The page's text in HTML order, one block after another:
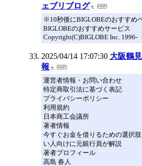
ェブリブログ
※10秒後にBIGLOBEのおすすめ
BIGLOBEのおすすめサービス
Copyright(C)BIGLOBE Inc. 1996-
2025/04/14 17:07:30 大阪鶴
報
運営者情報・お問い合わせ
特定商取引法に基づく表記
プライバシーポリシー
利用規約
日本商工会議所
著者情報
今すぐお金を借りるための選択
い人向けに元銀行員が解説
著者プロフィール
高島 春人